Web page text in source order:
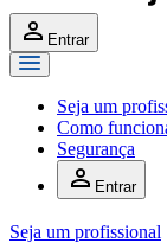
Entrar
Seja um
Como
Segurança
Entrar
Seja um profissional